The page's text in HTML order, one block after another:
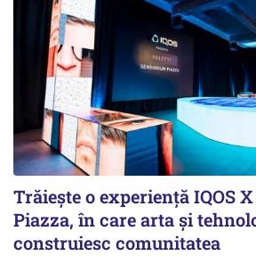
Trăiește o experiență IQOS
Piazza, în care arta și
construiesc comunitatea